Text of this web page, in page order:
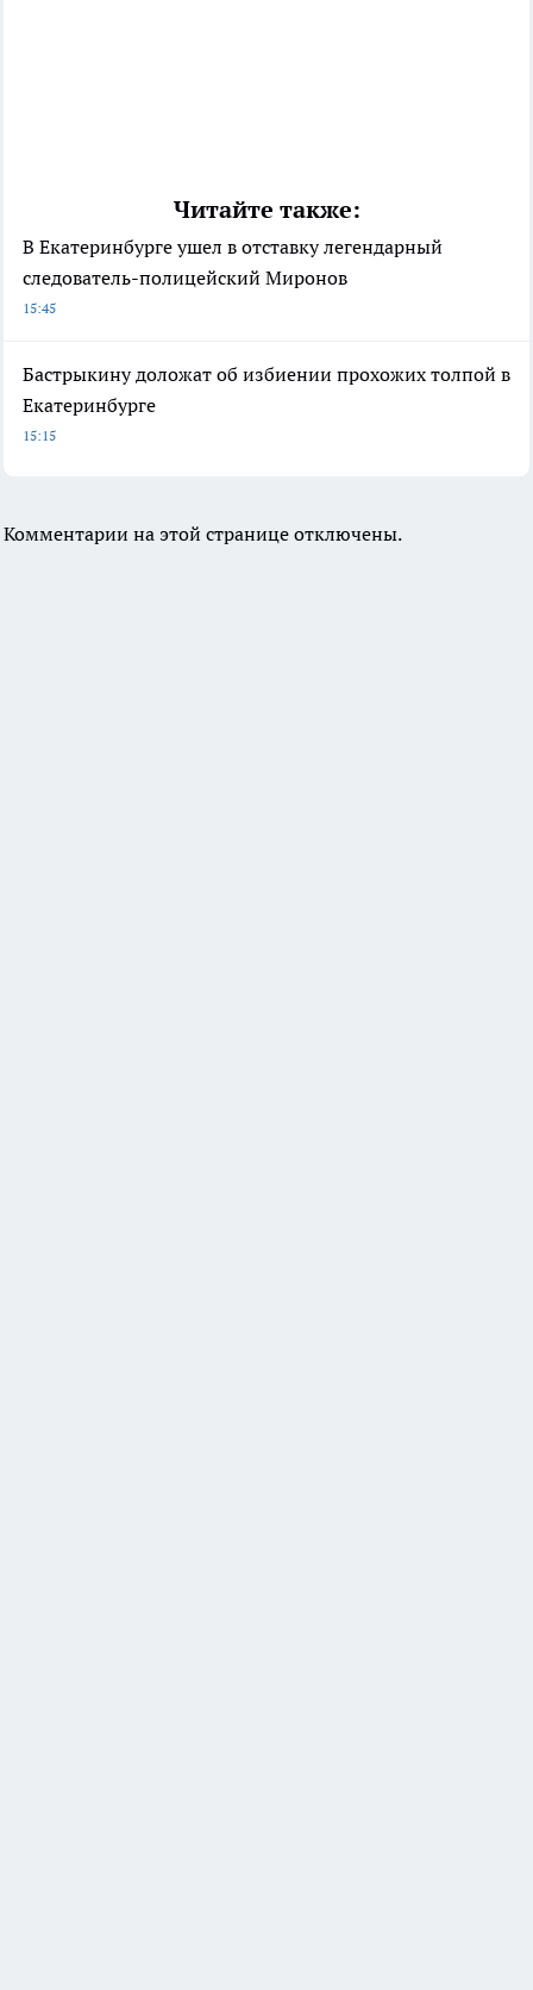
Читайте также:
В Екатеринбурге ушел в отставку легендарный
следователь-полицейский Миронов
15:45
Бастрыкину доложат об избиении прохожих толпой в
Екатеринбурге
15:15
Комментарии на этой странице отключены.